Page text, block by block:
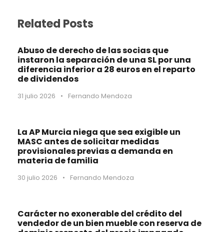
Related Posts
Abuso de derecho de las socias que
instaron la separación de una SL por una
diferencia inferior a 28 euros en el reparto
de dividendos
31 julio 2026 • Fernando Mendoza
La AP Murcia niega que sea exigible un
MASC antes de solicitar medidas
provisionales previas a demanda en
materia de familia
30 julio 2026 • Fernando Mendoza
Carácter no exonerable del crédito del
vendedor de un bien mueble con reserva de